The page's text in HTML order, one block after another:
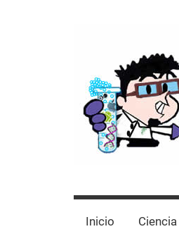
Blog
de
científicos,
Tutoriales,
Inicio Ciencia